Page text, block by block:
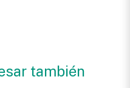
también